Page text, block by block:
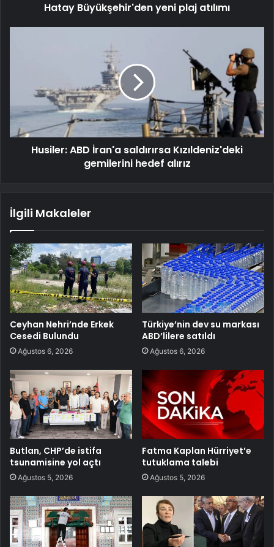
Hatay Büyükşehir'den yeni plaj atılımı
Husiler: ABD İran'a saldırırsa Kızıldeniz'deki
gemilerini hedef alırız
İlgili Makaleler
Ceyhan Nehri’nde Erkek
Cesedi Bulundu
Ağustos 6, 2026
Türkiye’nin dev su markası
ABD’lilere satıldı
Ağustos 6, 2026
Butlan, CHP’de istifa
tsunamisine yol açtı
Ağustos 5, 2026
Fatma Kaplan Hürriyet’e
tutuklama talebi
Ağustos 5, 2026